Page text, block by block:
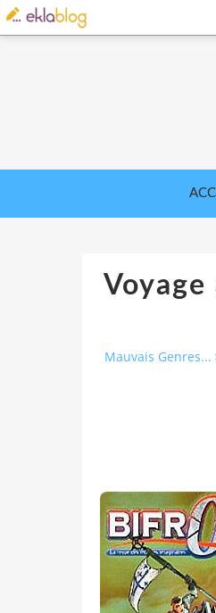
Mauvais Genres...